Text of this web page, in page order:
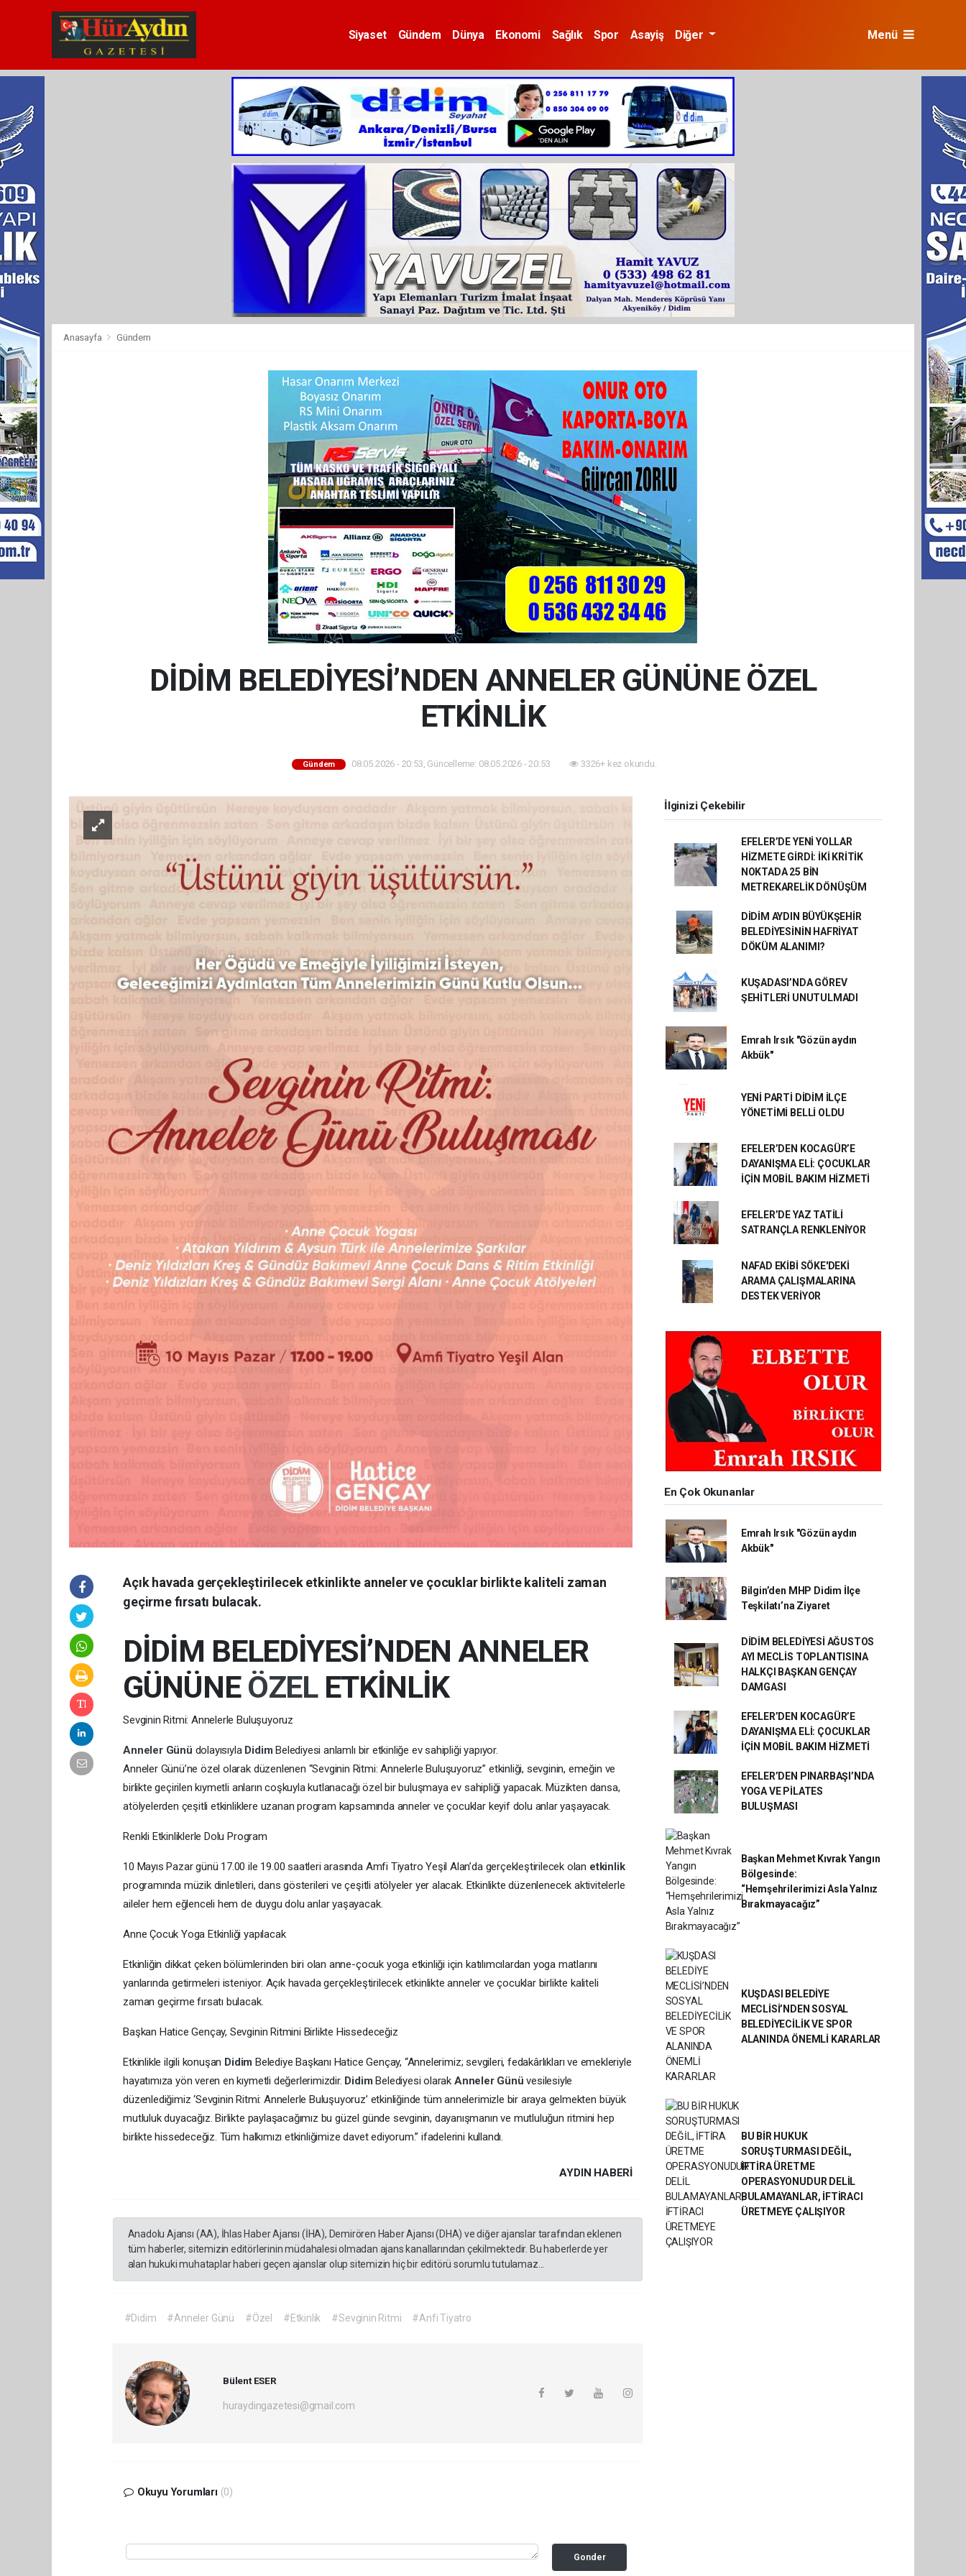
Siyaset Gündem Dünya Ekonomi Sağlık Spor Asayiş Diğer Menü
Anasayfa Gündem
DİDİM BELEDİYESİ’NDEN ANNELER GÜNÜNE ÖZEL
ETKİNLİK
Gündem 08.05.2026 - 20:53, Güncelleme: 08.05.2026 - 20:53 3326+ kez okundu.
Açık havada gerçekleştirilecek etkinlikte anneler ve çocuklar birlikte kaliteli zaman
geçirme fırsatı bulacak.
DİDİM BELEDİYESİ’NDEN ANNELER
GÜNÜNE ÖZEL ETKİNLİK
Sevginin Ritmi: Annelerle Buluşuyoruz
Anneler Günü dolayısıyla Didim Belediyesi anlamlı bir etkinliğe ev sahipliği yapıyor.
Anneler Günü’ne özel olarak düzenlenen “Sevginin Ritmi: Annelerle Buluşuyoruz” etkinliği, sevginin, emeğin ve
birlikte geçirilen kıymetli anların coşkuyla kutlanacağı özel bir buluşmaya ev sahipliği yapacak. Müzikten dansa,
atölyelerden çeşitli etkinliklere uzanan program kapsamında anneler ve çocuklar keyif dolu anlar yaşayacak.
Renkli Etkinliklerle Dolu Program
10 Mayıs Pazar günü 17.00 ile 19.00 saatleri arasında Amfi Tiyatro Yeşil Alan’da gerçekleştirilecek olan etkinlik
programında müzik dinletileri, dans gösterileri ve çeşitli atölyeler yer alacak. Etkinlikte düzenlenecek aktivitelerle
aileler hem eğlenceli hem de duygu dolu anlar yaşayacak.
Anne Çocuk Yoga Etkinliği yapılacak
Etkinliğin dikkat çeken bölümlerinden biri olan anne-çocuk yoga etkinliği için katılımcılardan yoga matlarını
yanlarında getirmeleri isteniyor. Açık havada gerçekleştirilecek etkinlikte anneler ve çocuklar birlikte kaliteli
zaman geçirme fırsatı bulacak.
Başkan Hatice Gençay, Sevginin Ritmini Birlikte Hissedeceğiz
Etkinlikle ilgili konuşan Didim Belediye Başkanı Hatice Gençay, “Annelerimiz; sevgileri, fedakârlıkları ve emekleriyle
hayatımıza yön veren en kıymetli değerlerimizdir. Didim Belediyesi olarak Anneler Günüvesilesiyle
düzenlediğimiz ‘Sevginin Ritmi: Annelerle Buluşuyoruz’ etkinliğinde tüm annelerimizle bir araya gelmekten büyük
mutluluk duyacağız. Birlikte paylaşacağımız bu güzel günde sevginin, dayanışmanın ve mutluluğun ritmini hep
birlikte hissedeceğiz. Tüm halkımızı etkinliğimize davet ediyorum.” ifadelerini kullandı.
AYDIN HABERİ
Anadolu Ajansı (AA), İhlas Haber Ajansı (İHA), Demirören Haber Ajansı (DHA) ve diğer ajanslar tarafından eklenen
tüm haberler, sitemizin editörlerinin müdahalesi olmadan ajans kanallarından çekilmektedir. Bu haberlerde yer
alan hukuki muhataplar haberi geçen ajanslar olup sitemizin hiç bir editörü sorumlu tutulamaz...
#Didim #Anneler Günü #Özel #Etkinlik #Sevginin Ritmi #Anfi Tiyatro
Bülent ESER
huraydingazetesi@gmail.com
Okuyu Yorumları (0)
Gonder
İlginizi Çekebilir
EFELER’DE YENİ YOLLAR
HİZMETE GİRDİ: İKİ KRİTİK
NOKTADA 25 BİN
METREKARELİK DÖNÜŞÜM
DİDİM AYDIN BÜYÜKŞEHİR
BELEDİYESİNİN HAFRİYAT
DÖKÜM ALANIMI?
KUŞADASI’NDA GÖREV
ŞEHİTLERİ UNUTULMADI
Emrah Irsık "Gözün aydın
Akbük"
YENİ PARTİ DİDİM İLÇE
YÖNETİMİ BELLİ OLDU
EFELER’DEN KOCAGÜR’E
DAYANIŞMA ELİ: ÇOCUKLAR
İÇİN MOBİL BAKIM HİZMETİ
EFELER’DE YAZ TATİLİ
SATRANÇLA RENKLENİYOR
NAFAD EKİBİ SÖKE'DEKİ
ARAMA ÇALIŞMALARINA
DESTEK VERİYOR
En Çok Okunanlar
Emrah Irsık "Gözün aydın
Akbük"
Bilgin’den MHP Didim İlçe
Teşkilatı’na Ziyaret
DİDİM BELEDİYESİ AĞUSTOS
AYI MECLİS TOPLANTISINA
HALKÇI BAŞKAN GENÇAY
DAMGASI
EFELER’DEN KOCAGÜR’E
DAYANIŞMA ELİ: ÇOCUKLAR
İÇİN MOBİL BAKIM HİZMETİ
EFELER’DEN PINARBAŞI’NDA
YOGA VE PİLATES
BULUŞMASI
Başkan Mehmet Kıvrak Yangın
Bölgesinde:
“Hemşehrilerimizi Asla Yalnız
Bırakmayacağız”
KUŞDASI BELEDİYE
MECLİSİ’NDEN SOSYAL
BELEDİYECİLİK VE SPOR
ALANINDA ÖNEMLİ KARARLAR
BU BİR HUKUK
SORUŞTURMASI DEĞİL,
İFTİRA ÜRETME
OPERASYONUDUR DELİL
BULAMAYANLAR, İFTİRACI
ÜRETMEYE ÇALIŞIYOR